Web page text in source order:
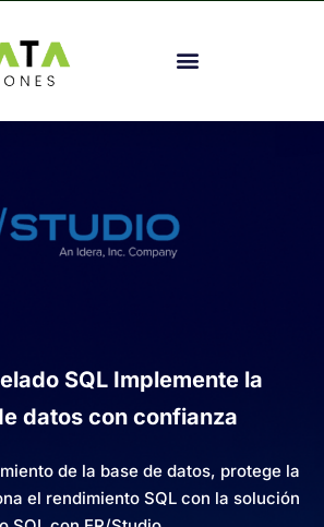
SQL Implemente la
datos con confianza
de la base de datos, protege la
el rendimiento SQL con la solución